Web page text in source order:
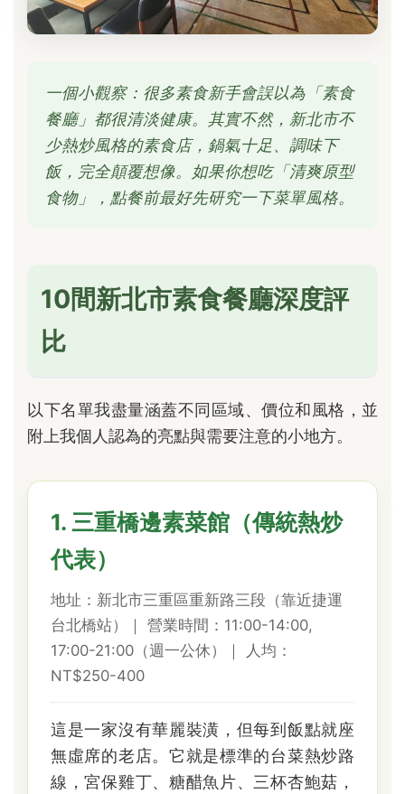
一個小觀察：很多素食新手會誤以為「素食
餐廳」都很清淡健康。其實不然，新北市不
少熱炒風格的素食店，鍋氣十足、調味下
飯，完全顛覆想像。如果你想吃「清爽原型
食物」，點餐前最好先研究一下菜單風格。
10間新北市素食餐廳深度評
比
以下名單我盡量涵蓋不同區域、價位和風格，並
附上我個人認為的亮點與需要注意的小地方。
1. 三重橋邊素菜館（傳統熱炒
代表）
地址：新北市三重區重新路三段（靠近捷運
台北橋站）｜ 營業時間：11:00-14:00,
17:00-21:00（週一公休）｜ 人均：
NT$250-400
這是一家沒有華麗裝潢，但每到飯點就座
無虛席的老店。它就是標準的台菜熱炒路
線，宮保雞丁、糖醋魚片、三杯杏鮑菇，